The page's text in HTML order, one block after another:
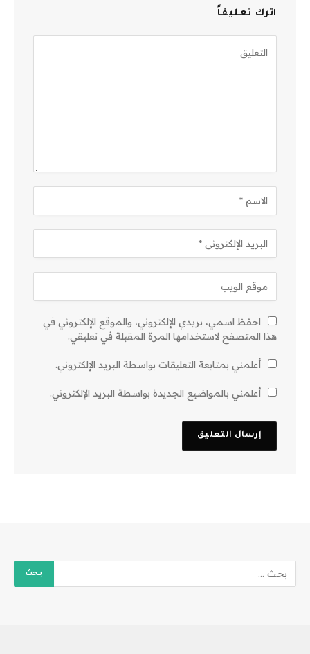
اترك تعليقاً
احفظ اسمي، بريدي الإلكتروني، والموقع الإلكتروني في
هذا المتصفح لاستخدامها المرة المقبلة في تعليقي.
أعلمني بمتابعة التعليقات بواسطة البريد الإلكتروني.
أعلمني بالمواضيع الجديدة بواسطة البريد الإلكتروني.